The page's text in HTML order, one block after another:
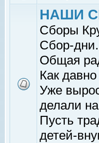
НАШИ
Сборы
Сбор-
Общая
Как
Уже
делали
Пусть
детей-